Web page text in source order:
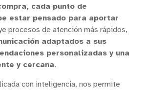
cada punto de
estar pensado para aportar
procesos de atención más rápidos,
adaptados a sus
personalizadas y una
y cercana.
con inteligencia, nos permite